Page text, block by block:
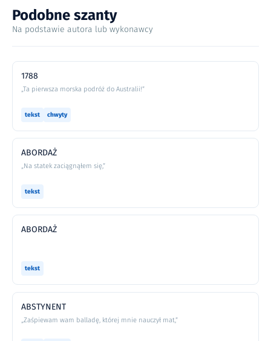
Podobne szanty
Na podstawie autora lub wykonawcy
1788
„Ta pierwsza morska podróż do Australii!”
tekst chwyty
ABORDAŻ
„Na statek zaciągnąłem się,”
tekst
ABORDAŻ
tekst
ABSTYNENT
„Zaśpiewam wam balladę, której mnie nauczył mat,”